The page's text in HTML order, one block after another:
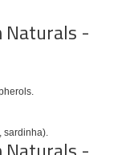
Naturals -
sardinha).